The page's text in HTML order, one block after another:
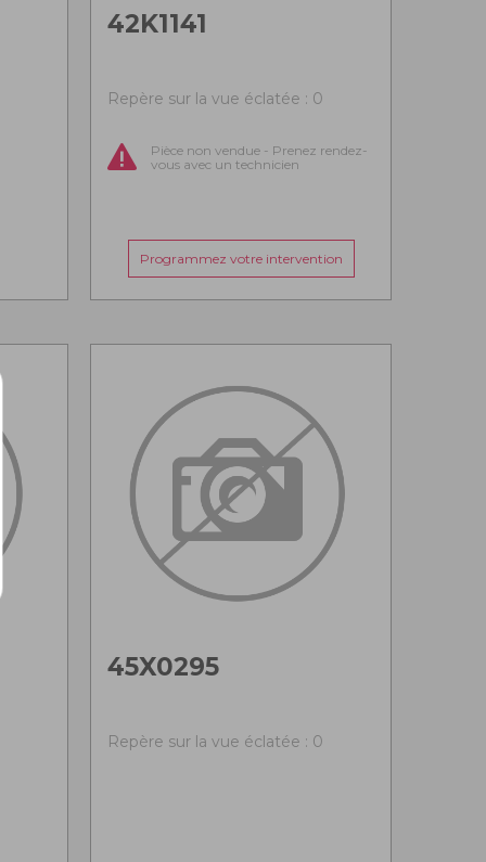
42K1141
Repère sur la vue éclatée : 0
Pièce non vendue - Prenez rendez-
vous avec un technicien
Programmez votre intervention
45X0295
Repère sur la vue éclatée : 0